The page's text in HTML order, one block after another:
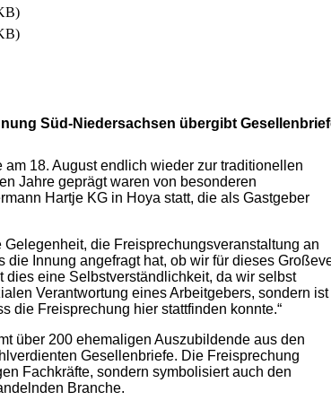
Süd-Niedersachsen übergibt
18. August endlich wieder zur traditionellen
Jahre geprägt waren von besonderen
Hartje KG in Hoya statt, die als Gastgeber
die Freisprechungsveranstaltung an
die Innung angefragt hat, ob wir für dieses
dies eine Selbstverständlichkeit, da wir selbst
Verantwortung eines Arbeitgebers, sondern ist
die Freisprechung hier stattfinden konnte.“
über 200 ehemaligen Auszubildende aus den
Gesellenbriefe. Die Freisprechung
Fachkräfte, sondern symbolisiert auch den
Branche.